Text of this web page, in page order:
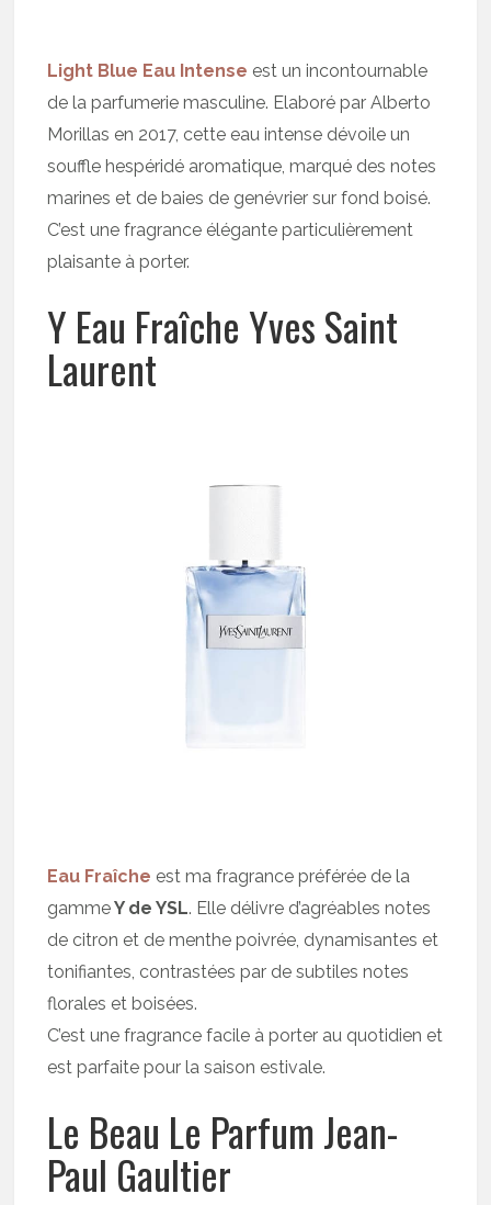
Light Blue Eau Intense est un incontournable
de la parfumerie masculine. Elaboré par Alberto
Morillas en 2017, cette eau intense dévoile un
souffle hespéridé aromatique, marqué des notes
marines et de baies de genévrier sur fond boisé.
C’est une fragrance élégante particulièrement
plaisante à porter.
Y Eau Fraîche Yves Saint
Laurent
Eau Fraîche est ma fragrance préférée de la
gammeY de YSL. Elle délivre d’agréables notes
de citron et de menthe poivrée, dynamisantes et
tonifiantes, contrastées par de subtiles notes
florales et boisées.
C’est une fragrance facile à porter au quotidien et
est parfaite pour la saison estivale.
Le Beau Le Parfum Jean-
Paul Gaultier